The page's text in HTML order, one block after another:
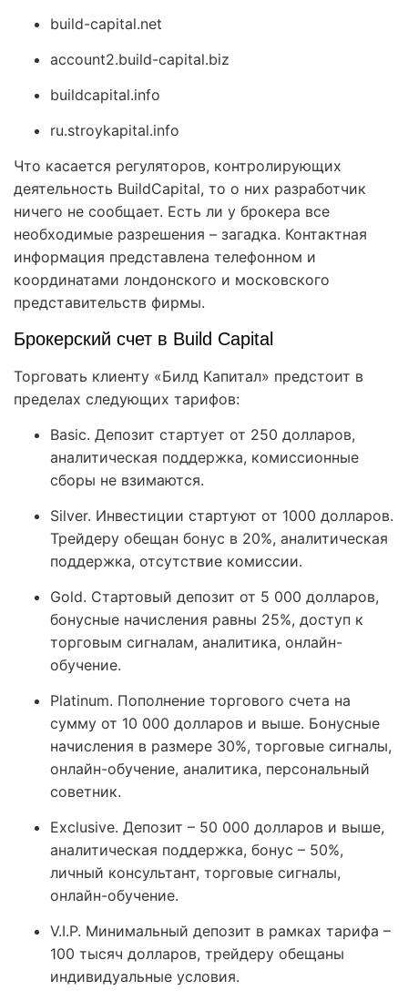
build-capital.net
account2.build-capital.biz
buildcapital.info
ru.stroykapital.info
Что касается регуляторов, контролирующих
деятельность BuildCapital, то о них разработчик
ничего не сообщает. Есть ли у брокера все
необходимые разрешения – загадка. Контактная
информация представлена телефонном и
координатами лондонского и московского
представительств фирмы.
Брокерский счет в Build Capital
Торговать клиенту «Билд Капитал» предстоит в
пределах следующих тарифов:
Basic. Депозит стартует от 250 долларов,
аналитическая поддержка, комиссионные
сборы не взимаются.
Silver. Инвестиции стартуют от 1000 долларов.
Трейдеру обещан бонус в 20%, аналитическая
поддержка, отсутствие комиссии.
Gold. Стартовый депозит от 5 000 долларов,
бонусные начисления равны 25%, доступ к
торговым сигналам, аналитика, онлайн-
обучение.
Platinum. Пополнение торгового счета на
сумму от 10 000 долларов и выше. Бонусные
начисления в размере 30%, торговые сигналы,
онлайн-обучение, аналитика, персональный
советник.
Exclusive. Депозит – 50 000 долларов и выше,
аналитическая поддержка, бонус – 50%,
личный консультант, торговые сигналы,
онлайн-обучение.
V.I.P. Минимальный депозит в рамках тарифа –
100 тысяч долларов, трейдеру обещаны
индивидуальные условия.